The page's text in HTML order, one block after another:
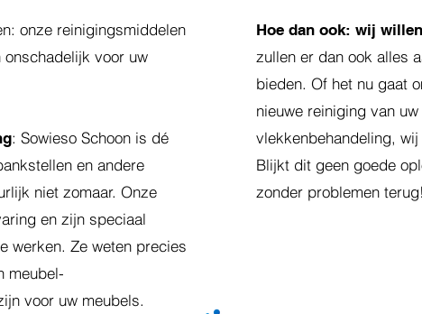
onze reinigingsmiddelen
voor uw
: Sowieso Schoon is dé
en andere
niet zomaar. Onze
en zijn speciaal
werken. Ze weten precies
meubel-
voor uw meubels.
Hoe dan ook: wij
zullen er dan ook alles
bieden. Of het nu gaat
nieuwe reiniging van
vlekkenbehandeling,
Blijkt dit geen goede
zonder problemen terug!